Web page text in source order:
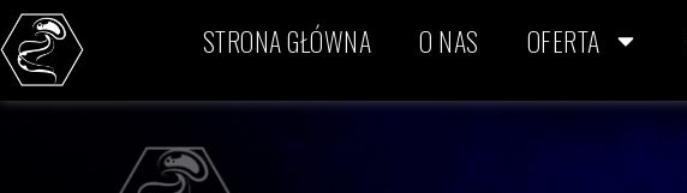
STRONA GŁÓWNA O NAS OFERTA